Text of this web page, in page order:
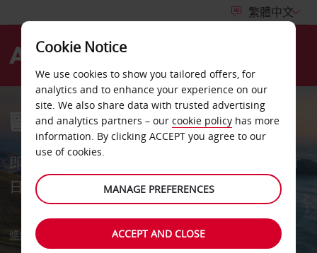
歐洲租車最高可享 8折優惠
即日起至8月10日期間預訂，8月17日至12月31
日期間出發。部分條款限制適用
條款與細則
Cookie Notice
We use cookies to show you tailored offers, for
analytics and to enhance your experience on our
site. We also share data with trusted advertising
and analytics partners – our cookie policy has more
information. By clicking ACCEPT you agree to our
use of cookies.
MANAGE PREFERENCES
ACCEPT AND CLOSE